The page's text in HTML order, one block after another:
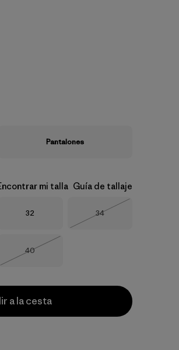
Pantalones
mi talla Guía de tallaje
Talla
32 Talla
34
Talla
40
a la cesta